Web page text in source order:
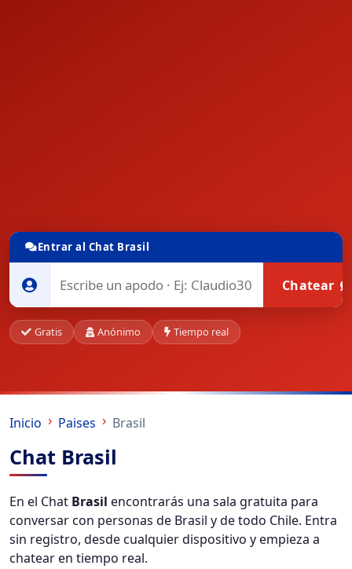
Entrar al Chat Brasil
Chatear
Gratis Anónimo Tiempo real
Inicio Paises Brasil
Chat Brasil
En el Chat Brasil encontrarás una sala gratuita para
conversar con personas de Brasil y de todo Chile. Entra
sin registro, desde cualquier dispositivo y empieza a
chatear en tiempo real.